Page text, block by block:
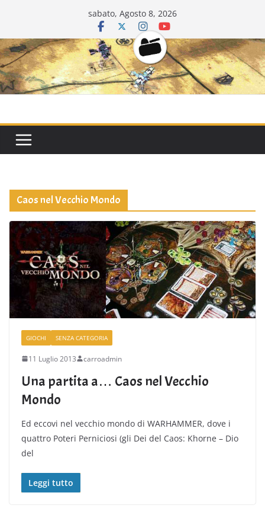
contenuto
sabato, Agosto 8, 2026
Caos nel Vecchio Mondo
GIOCHI SENZA CATEGORIA
11 Luglio 2013 carroadmin
Una partita a… Caos nel Vecchio
Mondo
Ed eccovi nel vecchio mondo di WARHAMMER, dove i
quattro Poteri Perniciosi (gli Dei del Caos: Khorne – Dio
del
Leggi tutto